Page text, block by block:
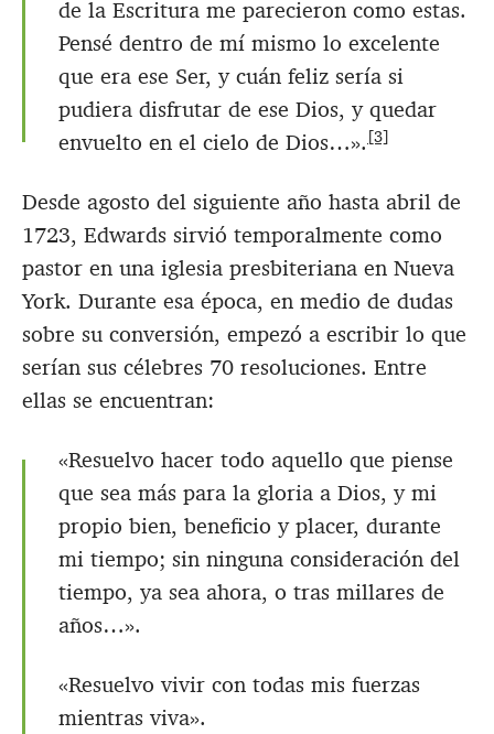
de la Escritura me parecieron como estas.
Pensé dentro de mí mismo lo excelente
que era ese Ser, y cuán feliz sería si
pudiera disfrutar de ese Dios, y quedar
envuelto en el cielo de Dios…». [3]
Desde agosto del siguiente año hasta abril de
1723, Edwards sirvió temporalmente como
pastor en una iglesia presbiteriana en Nueva
York. Durante esa época, en medio de dudas
sobre su conversión, empezó a escribir lo que
serían sus célebres 70 resoluciones. Entre
ellas se encuentran:
«Resuelvo hacer todo aquello que piense
que sea más para la gloria a Dios, y mi
propio bien, beneficio y placer, durante
mi tiempo; sin ninguna consideración del
tiempo, ya sea ahora, o tras millares de
años…».
«Resuelvo vivir con todas mis fuerzas
mientras viva».